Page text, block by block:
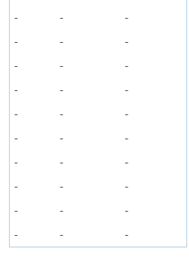
- -
-
-
-
-
-
-
-
-
-
-
-
-
-
-
-
-
-
-
-
-
-
-
-
-
-
-
- -